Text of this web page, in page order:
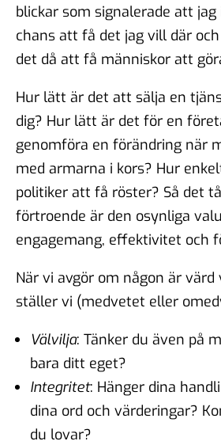
blickar som signalerade att
chans att få det jag vill där
det då att få människor att
Hur lätt är det att sälja en
dig? Hur lätt är det för en
genomföra en förändring när
med armarna i kors? Hur
politiker att få röster? Så det
förtroende är den osynliga
engagemang, effektivitet och
När vi avgör om någon är
ställer vi (medvetet eller
Välvilja: Tänker du även på
bara ditt eget?
Integritet: Hänger dina
dina ord och värderingar?
du lovar?